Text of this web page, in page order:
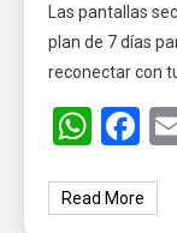
Las pantallas
plan de 7 días
reconectar con
Read More